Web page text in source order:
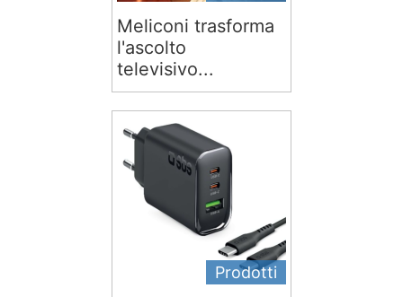
Meliconi trasforma
l'ascolto
televisivo...
Prodotti